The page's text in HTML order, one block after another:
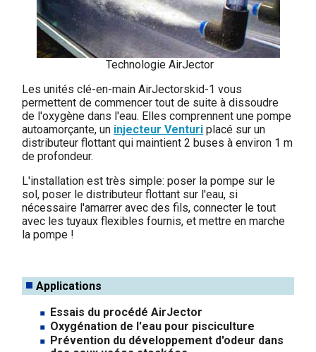
Technologie AirJector
Les unités clé-en-main AirJectorskid-1 vous
permettent de commencer tout de suite à dissoudre
de l'oxygène dans l'eau. Elles comprennent une pompe
autoamorçante, un injecteur Venturi placé sur un
distributeur flottant qui maintient 2 buses à environ 1 m
de profondeur.
L'installation est très simple: poser la pompe sur le
sol, poser le distributeur flottant sur l'eau, si
nécessaire l'amarrer avec des fils, connecter le tout
avec les tuyaux flexibles fournis, et mettre en marche
la pompe !
Applications
Essais du procédé AirJector
Oxygénation de l'eau pour pisciculture
Prévention du développement d'odeur dans